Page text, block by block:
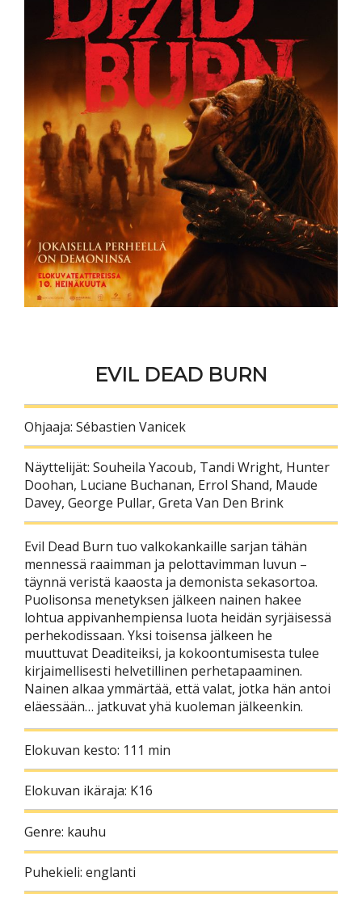
EVIL DEAD BURN
Ohjaaja: Sébastien Vanicek
Näyttelijät: Souheila Yacoub, Tandi Wright, Hunter
Doohan, Luciane Buchanan, Errol Shand, Maude
Davey, George Pullar, Greta Van Den Brink
Evil Dead Burn tuo valkokankaille sarjan tähän
mennessä raaimman ja pelottavimman luvun –
täynnä veristä kaaosta ja demonista sekasortoa.
Puolisonsa menetyksen jälkeen nainen hakee
lohtua appivanhempiensa luota heidän syrjäisessä
perhekodissaan. Yksi toisensa jälkeen he
muuttuvat Deaditeiksi, ja kokoontumisesta tulee
kirjaimellisesti helvetillinen perhetapaaminen.
Nainen alkaa ymmärtää, että valat, jotka hän antoi
eläessään… jatkuvat yhä kuoleman jälkeenkin.
Elokuvan kesto: 111 min
Elokuvan ikäraja: K16
Genre: kauhu
Puhekieli: englanti